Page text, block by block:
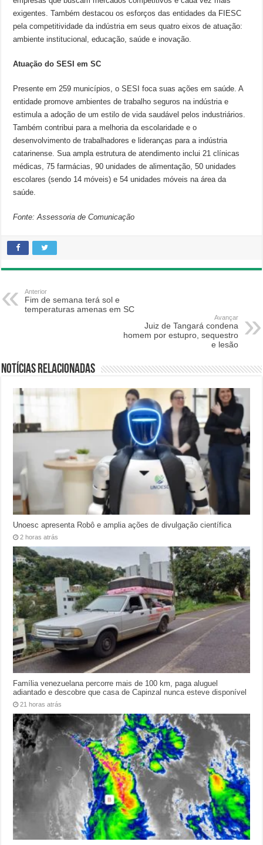
exigentes. Também destacou os esforços das entidades da FIESC
pela competitividade da indústria em seus quatro eixos de atuação:
ambiente institucional, educação, saúde e inovação.
Atuação do SESI em SC
Presente em 259 municípios, o SESI foca suas ações em saúde. A
entidade promove ambientes de trabalho seguros na indústria e
estimula a adoção de um estilo de vida saudável pelos industriários.
Também contribui para a melhoria da escolaridade e o
desenvolvimento de trabalhadores e lideranças para a indústria
catarinense. Sua ampla estrutura de atendimento inclui 21 clínicas
médicas, 75 farmácias, 90 unidades de alimentação, 50 unidades
escolares (sendo 14 móveis) e 54 unidades móveis na área da
saúde.
Fonte: Assessoria de Comunicação
Anterior
Fim de semana terá sol e
temperaturas amenas em SC
Avançar
Juiz de Tangará condena
homem por estupro, sequestro
e lesão
Notícias relacionadas
Unoesc apresenta Robô e amplia ações de divulgação científica
2 horas atrás
Família venezuelana percorre mais de 100 km, paga aluguel
adiantado e descobre que casa de Capinzal nunca esteve disponível
21 horas atrás